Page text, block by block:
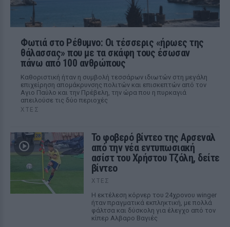
Φωτιά στο Ρέθυμνο: Οι τέσσερις «ήρωες της
θάλασσας» που με τα σκάφη τους έσωσαν
πάνω από 100 ανθρώπους
Καθοριστική ήταν η συμβολή τεσσάρων ιδιωτών στη μεγάλη
επιχείρηση απομάκρυνσης πολιτών και επισκεπτών από τον
Αγιο Παύλο και την Πρέβελη, την ώρα που η πυρκαγιά
απειλούσε τις δύο περιοχές
ΧΤΕΣ
Το φοβερό βίντεο της Αρσεναλ
από την νέα εντυπωσιακή
ασίστ του Χρήστου Τζόλη, δείτε
βίντεο
ΧΤΕΣ
Η εκτέλεση κόρνερ του 24χρονου winger
ήταν πραγματικά εκπληκτική, με πολλά
φάλτσα και δύσκολη για έλεγχο από τον
κίπερ Αλβαρο Βαγιές